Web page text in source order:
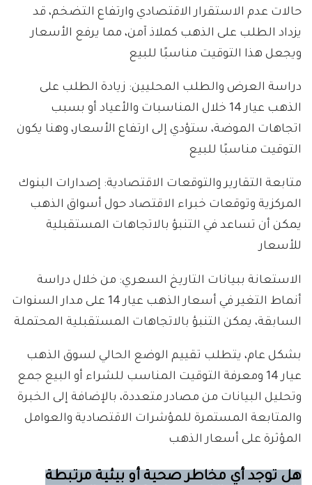
حالات عدم الاستقرار الاقتصادي وارتفاع التضخم، قد
يزداد الطلب على الذهب كملاذ آمن، مما يرفع الأسعار
ويجعل هذا التوقيت مناسبًا للبيع
دراسة العرض والطلب المحليين: زيادة الطلب على
الذهب عيار 14 خلال المناسبات والأعياد أو بسبب
اتجاهات الموضة، ستؤدي إلى ارتفاع الأسعار، وهنا يكون
التوقيت مناسبًا للبيع
متابعة التقارير والتوقعات الاقتصادية: إصدارات البنوك
المركزية وتوقعات خبراء الاقتصاد حول أسواق الذهب
يمكن أن تساعد في التنبؤ بالاتجاهات المستقبلية
للأسعار
الاستعانة ببيانات التاريخ السعري: من خلال دراسة
أنماط التغير في أسعار الذهب عيار 14 على مدار السنوات
السابقة، يمكن التنبؤ بالاتجاهات المستقبلية المحتملة
بشكل عام، يتطلب تقييم الوضع الحالي لسوق الذهب
عيار 14 ومعرفة التوقيت المناسب للشراء أو البيع جمع
وتحليل البيانات من مصادر متعددة، بالإضافة إلى الخبرة
والمتابعة المستمرة للمؤشرات الاقتصادية والعوامل
المؤثرة على أسعار الذهب
هل توجد أي مخاطر صحية أو بيئية مرتبطة